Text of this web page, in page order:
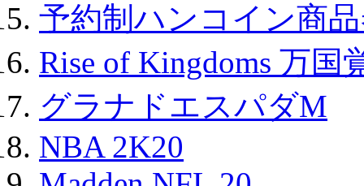
予約制ハンコイン商
Rise of Kingdoms 万
グラナドエスパダM
NBA 2K20